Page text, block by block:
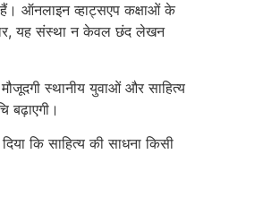
हैं। ऑनलाइन व्हाट्सएप कक्षाओं के
यह संस्था न केवल छंद लेखन
स्थानीय युवाओं और साहित्य
बढ़ाएगी।
कि साहित्य की साधना किसी